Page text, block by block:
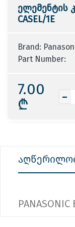
ელემენტის
CASEL/1E
Brand:
Part Number:
7.00
₾
-
PANASONIC